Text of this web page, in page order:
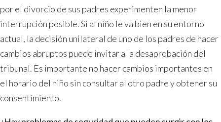
por el divorcio de sus padres experimenten la menor
interrupción posible. Si al niño le va bien en su entorno
actual, la decisión unilateral de uno de los padres de hacer
cambios abruptos puede invitar a la desaprobación del
tribunal. Es importante no hacer cambios importantes en
el horario del niño sin consultar al otro padre y obtener su
consentimiento.